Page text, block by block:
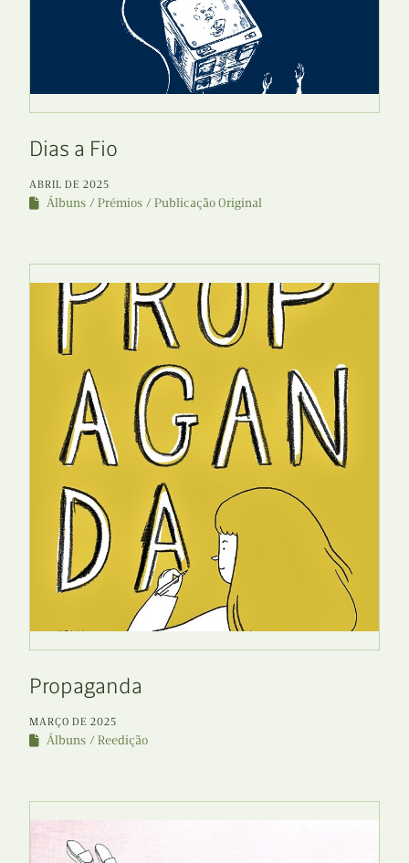
Dias a Fio
ABRIL DE 2025
Álbuns Prémios Publicação Original
Propaganda
MARÇO DE 2025
Álbuns Reedição